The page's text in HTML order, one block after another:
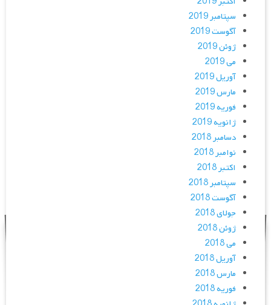
سپتامبر 2019
آگوست 2019
ژوئن 2019
می 2019
آوریل 2019
مارس 2019
فوریه 2019
ژانویه 2019
دسامبر 2018
نوامبر 2018
اکتبر 2018
سپتامبر 2018
آگوست 2018
جولای 2018
ژوئن 2018
می 2018
آوریل 2018
مارس 2018
فوریه 2018